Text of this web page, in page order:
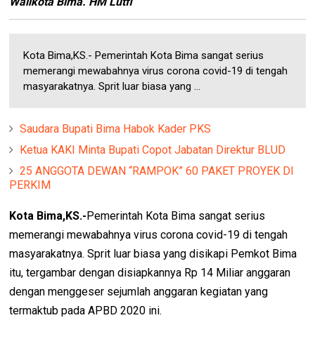
Kota Bima,KS.- Pemerintah Kota Bima sangat serius
memerangi mewabahnya virus corona covid-19 di tengah
masyarakatnya. Sprit luar biasa yang ...
Saudara Bupati Bima Habok Kader PKS
Ketua KAKI Minta Bupati Copot Jabatan Direktur BLUD
25 ANGGOTA DEWAN “RAMPOK” 60 PAKET PROYEK DI
PERKIM
Kota Bima,KS.-Pemerintah Kota Bima sangat serius
memerangi mewabahnya virus corona covid-19 di tengah
masyarakatnya. Sprit luar biasa yang disikapi Pemkot Bima
itu, tergambar dengan disiapkannya Rp 14 Miliar anggaran
dengan menggeser sejumlah anggaran kegiatan yang
termaktub pada APBD 2020 ini.